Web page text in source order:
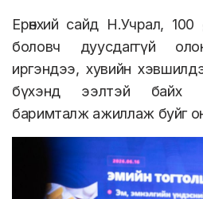
Ерөнхий сайд Н.Учрал, 100
боловч дуусдаггүй
иргэндээ, хувийн
бүхэнд ээлтэй байх
баримталж ажиллаж буйг